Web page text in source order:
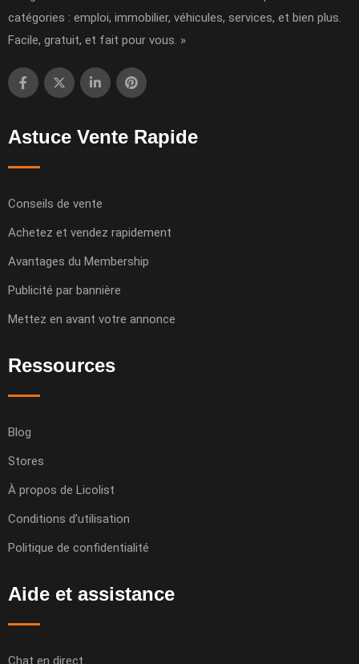
catégories : emploi, immobilier, véhicules, services, et bien plus.
Facile, gratuit, et fait pour vous. »
Astuce Vente Rapide
Conseils de vente
Achetez et vendez rapidement
Avantages du Membership
Publicité par bannière
Mettez en avant votre annonce
Ressources
Blog
Stores
À propos de Licolist
Conditions d’utilisation
Politique de confidentialité
Aide et assistance
Chat en direct